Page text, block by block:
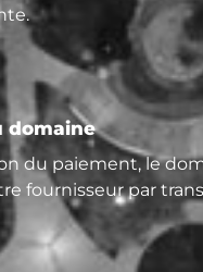
domaine
du paiement, le
fournisseur par